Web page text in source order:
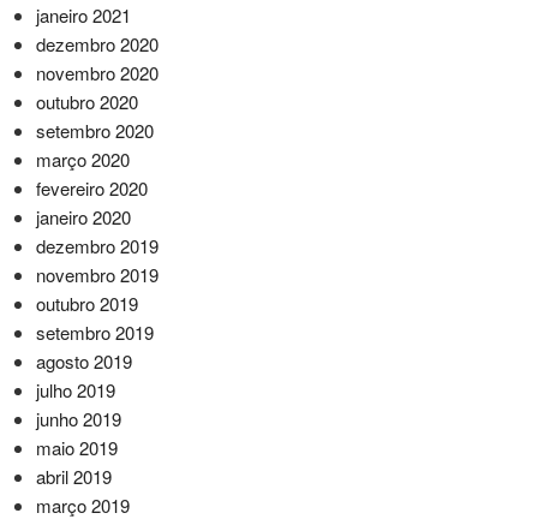
janeiro 2021
dezembro 2020
novembro 2020
outubro 2020
setembro 2020
março 2020
fevereiro 2020
janeiro 2020
dezembro 2019
novembro 2019
outubro 2019
setembro 2019
agosto 2019
julho 2019
junho 2019
maio 2019
abril 2019
março 2019